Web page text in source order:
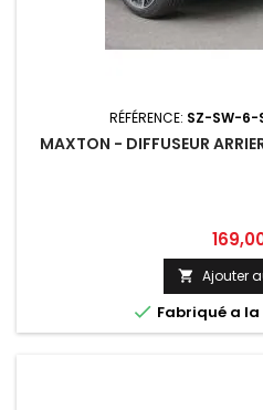
RÉFÉRENCE: SZ-SW-6-
MAXTON - DIFFUSEUR
Prix
 Ajouter
 Fabriqué a